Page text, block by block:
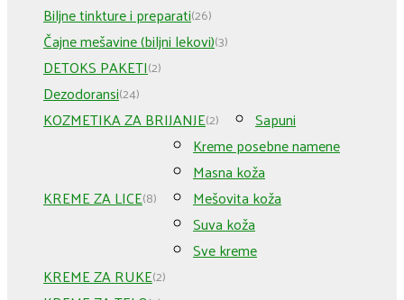
Biljne tinkture i preparati(26)
Čajne mešavine (biljni lekovi)(3)
DETOKS PAKETI(2)
Dezodoransi(24)
KOZMETIKA ZA BRIJANJE(2) Sapuni
KREME ZA LICE(8)
Kreme posebne namene
Masna koža
Mešovita koža
Suva koža
Sve kreme
KREME ZA RUKE(2)